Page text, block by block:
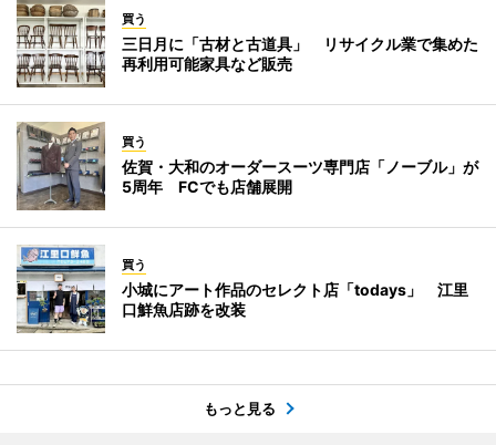
買う
三日月に「古材と古道具」 リサイクル業で集めた
再利用可能家具など販売
買う
佐賀・大和のオーダースーツ専門店「ノーブル」が
5周年 FCでも店舗展開
買う
小城にアート作品のセレクト店「todays」 江里
口鮮魚店跡を改装
もっと見る